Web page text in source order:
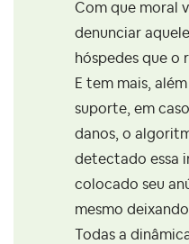
Com que moral
denunciar
hóspedes que o
E tem mais,
suporte, em
danos, o
detectado essa
colocado seu
mesmo
Todas a